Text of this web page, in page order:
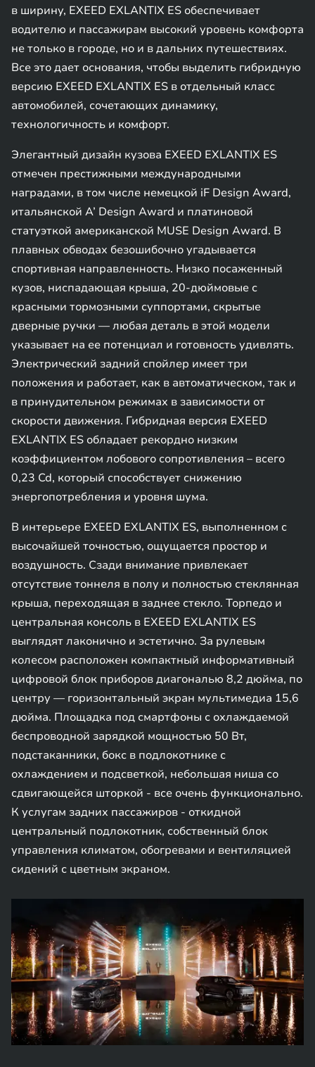
в ширину, EXEED EXLANTIX ES обеспечивает
водителю и пассажирам высокий уровень комфорта
не только в городе, но и в дальних путешествиях.
Все это дает основания, чтобы выделить гибридную
версию EXEED EXLANTIX ES в отдельный класс
автомобилей, сочетающих динамику,
технологичность и комфорт.
Элегантный дизайн кузова EXEED EXLANTIX ES
отмечен престижными международными
наградами, в том числе немецкой iF Design Award,
итальянской A’ Design Award и платиновой
статуэткой американской MUSE Design Award. В
плавных обводах безошибочно угадывается
спортивная направленность. Низко посаженный
кузов, ниспадающая крыша, 20-дюймовые с
красными тормозными суппортами, скрытые
дверные ручки — любая деталь в этой модели
указывает на ее потенциал и готовность удивлять.
Электрический задний спойлер имеет три
положения и работает, как в автоматическом, так и
в принудительном режимах в зависимости от
скорости движения. Гибридная версия EXEED
EXLANTIX ES обладает рекордно низким
коэффициентом лобового сопротивления – всего
0,23 Cd, который способствует снижению
энергопотребления и уровня шума.
В интерьере EXEED EXLANTIX ES, выполненном с
высочайшей точностью, ощущается простор и
воздушность. Сзади внимание привлекает
отсутствие тоннеля в полу и полностью стеклянная
крыша, переходящая в заднее стекло. Торпедо и
центральная консоль в EXEED EXLANTIX ES
выглядят лаконично и эстетично. За рулевым
колесом расположен компактный информативный
цифровой блок приборов диагональю 8,2 дюйма, по
центру — горизонтальный экран мультимедиа 15,6
дюйма. Площадка под смартфоны с охлаждаемой
беспроводной зарядкой мощностью 50 Вт,
подстаканники, бокс в подлокотнике с
охлаждением и подсветкой, небольшая ниша со
сдвигающейся шторкой - все очень функционально.
К услугам задних пассажиров - откидной
центральный подлокотник, собственный блок
управления климатом, обогревами и вентиляцией
сидений с цветным экраном.